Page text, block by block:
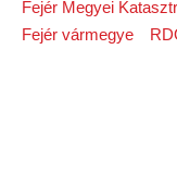
Fejér Megyei
Fejér vármegye